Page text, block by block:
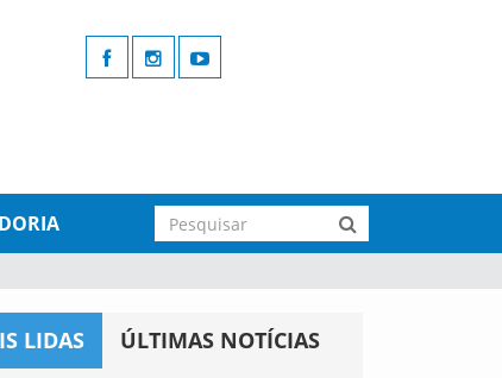
LIDAS ÚLTIMAS NOTÍCIAS